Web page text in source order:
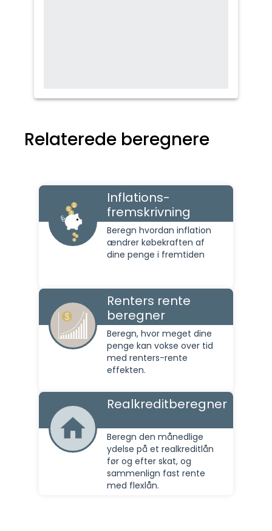
Relaterede beregnere
Inflations-
fremskrivning
Beregn hvordan inflation
ændrer købekraften af
dine penge i fremtiden
Renters rente
beregner
Beregn, hvor meget dine
penge kan vokse over tid
med renters-rente
effekten.
Realkreditberegner
Beregn den månedlige
ydelse på et realkreditlån
før og efter skat, og
sammenlign fast rente
med flexlån.